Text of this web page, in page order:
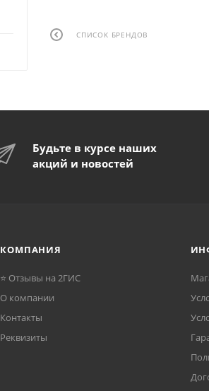
СПИСОК БРЕНДОВ
Будьте в курсе наших
акций и новостей
КОМПАНИЯ
⭐ Отзывы на 2ГИС
О компании
Контакты
Реквизиты